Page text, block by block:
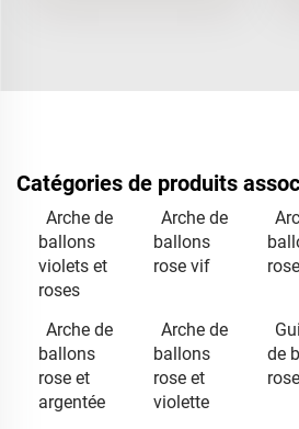
Catégories de produits
Arche de
ballons
violets et
roses
Arche de
ballons
rose vif
Arche de
ballons
rose et
argentée
Arche de
ballons
rose et
violette
de
rose